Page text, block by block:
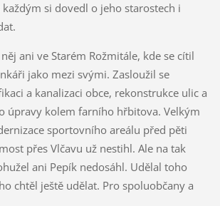
si dovedl o jeho starostech i
ani ve Starém Rožmitále, kde se cítil
jako mezi svými. Zasloužil se
a kanalizaci obce, rekonstrukce ulic a
úpravy kolem farního hřbitova. Velkým
sportovního areálu před pěti
přes Vlčavu už nestihl. Ale na tak
ani Pepík nedosáhl. Udělal toho
chtěl ještě udělat. Pro spoluobčany a